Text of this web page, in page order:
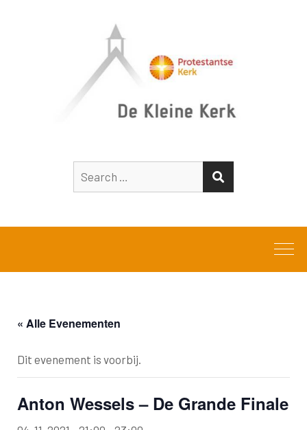
for:
« Alle Evenementen
Dit evenement is voorbij.
Anton Wessels – De Grande Finale